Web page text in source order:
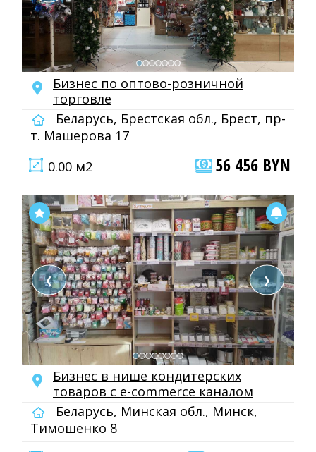
Бизнес по оптово-розничной
торговле
Беларусь, Брестская обл., Брест, пр-
т. Машерова 17
0.00 м2
56 456 BYN
❮ ❯
Бизнес в нише кондитерских
товаров с e-commerce каналом
Беларусь, Минская обл., Минск,
Тимошенко 8